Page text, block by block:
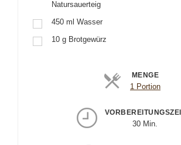
Natursauerteig
450 ml Wasser
10 g Brotgewürz
MENGE
1 Portion
30 Min.